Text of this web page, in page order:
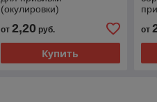
(окулировки)
от 2,20руб.
Купить
от